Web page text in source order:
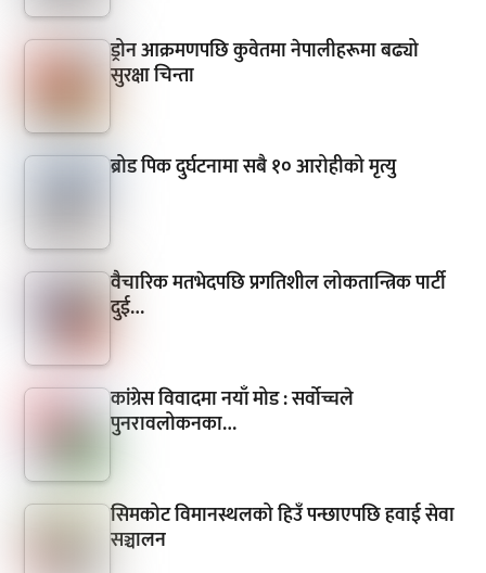
ड्रोन आक्रमणपछि कुवेतमा नेपालीहरूमा बढ्यो
सुरक्षा चिन्ता
ब्रोड पिक दुर्घटनामा सबै १० आरोहीको मृत्यु
वैचारिक मतभेदपछि प्रगतिशील लोकतान्त्रिक पार्टी
दुई…
कांग्रेस विवादमा नयाँ मोड : सर्वोच्चले
पुनरावलोकनका…
सिमकोट विमानस्थलको हिउँ पन्छाएपछि हवाई सेवा
सञ्चालन